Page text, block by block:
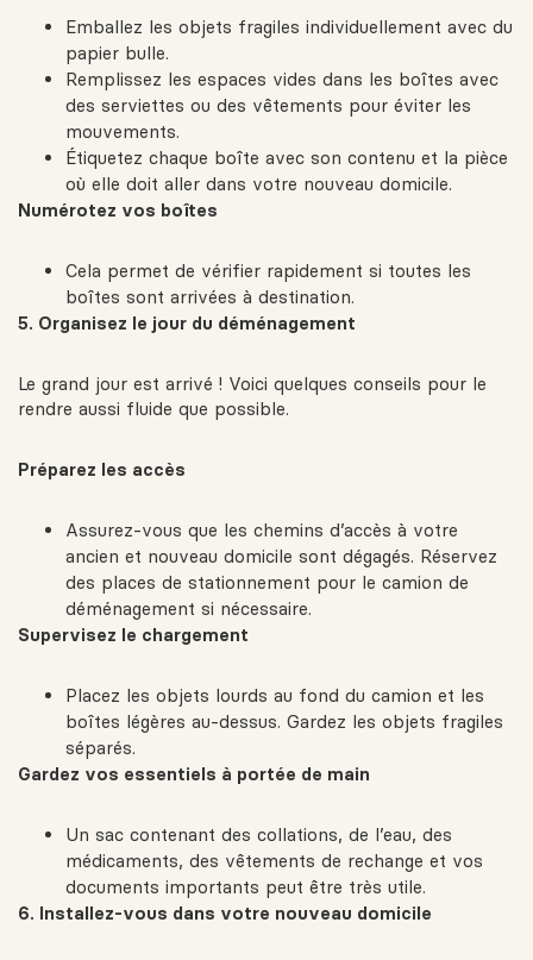
Emballez les objets fragiles individuellement avec du
papier bulle.
Remplissez les espaces vides dans les boîtes avec
des serviettes ou des vêtements pour éviter les
mouvements.
Étiquetez chaque boîte avec son contenu et la pièce
où elle doit aller dans votre nouveau domicile.
Numérotez vos boîtes
Cela permet de vérifier rapidement si toutes les
boîtes sont arrivées à destination.
5. Organisez le jour du déménagement
Le grand jour est arrivé ! Voici quelques conseils pour le
rendre aussi fluide que possible.
Préparez les accès
Assurez-vous que les chemins d’accès à votre
ancien et nouveau domicile sont dégagés. Réservez
des places de stationnement pour le camion de
déménagement si nécessaire.
Supervisez le chargement
Placez les objets lourds au fond du camion et les
boîtes légères au-dessus. Gardez les objets fragiles
séparés.
Gardez vos essentiels à portée de main
Un sac contenant des collations, de l’eau, des
médicaments, des vêtements de rechange et vos
documents importants peut être très utile.
6. Installez-vous dans votre nouveau domicile